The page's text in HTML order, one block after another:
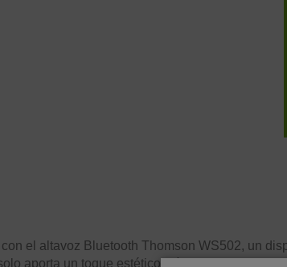
el altavoz Bluetooth Thomson WS502, un
aporta un toque estético clásico a cualquier